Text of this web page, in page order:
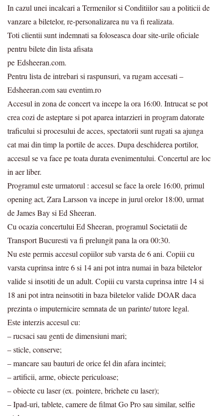
In cazul unei incalcari a Termenilor si Conditiilor sau a politicii de
vanzare a biletelor, re-personalizarea nu va fi realizata.
Toti clientii sunt indemnati sa foloseasca doar site-urile oficiale
pentru bilete din lista afisata
pe Edsheeran.com.
Pentru lista de intrebari si raspunsuri, va rugam accesati –
Edsheeran.com sau eventim.ro
Accesul in zona de concert va incepe la ora 16:00. Intrucat se pot
crea cozi de asteptare si pot aparea intarzieri in program datorate
traficului si procesului de acces, spectatorii sunt rugati sa ajunga
cat mai din timp la portile de acces. Dupa deschiderea portilor,
accesul se va face pe toata durata evenimentului. Concertul are loc
in aer liber.
Programul este urmatorul : accesul se face la orele 16:00, primul
opening act, Zara Larsson va incepe in jurul orelor 18:00, urmat
de James Bay si Ed Sheeran.
Cu ocazia concertului Ed Sheeran, programul Societatii de
Transport Bucuresti va fi prelungit pana la ora 00:30.
Nu este permis accesul copiilor sub varsta de 6 ani. Copiii cu
varsta cuprinsa intre 6 si 14 ani pot intra numai in baza biletelor
valide si insotiti de un adult. Copiii cu varsta cuprinsa intre 14 si
18 ani pot intra neinsotiti in baza biletelor valide DOAR daca
prezinta o imputernicire semnata de un parinte/ tutore legal.
Este interzis accesul cu:
– rucsaci sau genti de dimensiuni mari;
– sticle, conserve;
– mancare sau bauturi de orice fel din afara incintei;
– artificii, arme, obiecte periculoase;
– obiecte cu laser (ex. pointere, brichete cu laser);
– Ipad-uri, tablete, camere de filmat Go Pro sau similar, selfie